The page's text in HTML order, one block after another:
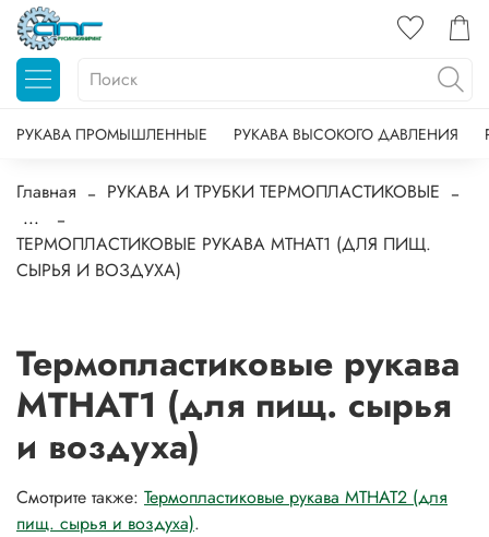
РУКАВА ПРОМЫШЛЕННЫЕ РУКАВА ВЫСОКОГО ДАВЛЕНИЯ
Главная
РУКАВА И ТРУБКИ ТЕРМОПЛАСТИКОВЫЕ
...
ТЕРМОПЛАСТИКОВЫЕ РУКАВА MTHAT1 (ДЛЯ ПИЩ.
СЫРЬЯ И ВОЗДУХА)
Термопластиковые рукава
MTHAT1 (для пищ. сырья
и воздуха)
Смотрите также: Термопластиковые рукава MTHAT2 (для
пищ. сырья и воздуха).